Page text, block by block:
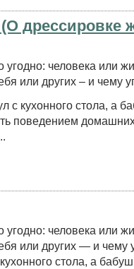
дрессировке
угодно: человека или
или других – и чему
с кухонного стола, а
поведением
угодно: человека или
или других — и чему
стола, а